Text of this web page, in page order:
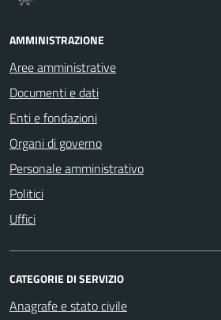
AMMINISTRAZIONE
Aree amministrative
Documenti e dati
Enti e fondazioni
Organi di governo
Personale amministrativo
Politici
Uffici
CATEGORIE DI SERVIZIO
Anagrafe e stato civile